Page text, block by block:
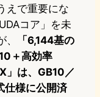
えで重要にな
コア」を未
「6,144基の
＋高効率
」は、GB10／
仕様に公開済